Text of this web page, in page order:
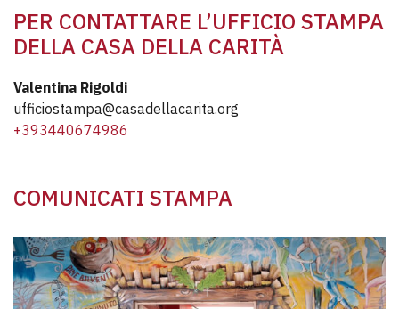
PER CONTATTARE L’UFFICIO STAMPA
DELLA CASA DELLA CARITÀ
Valentina Rigoldi
ufficiostampa@casadellacarita.org
+393440674986
COMUNICATI STAMPA